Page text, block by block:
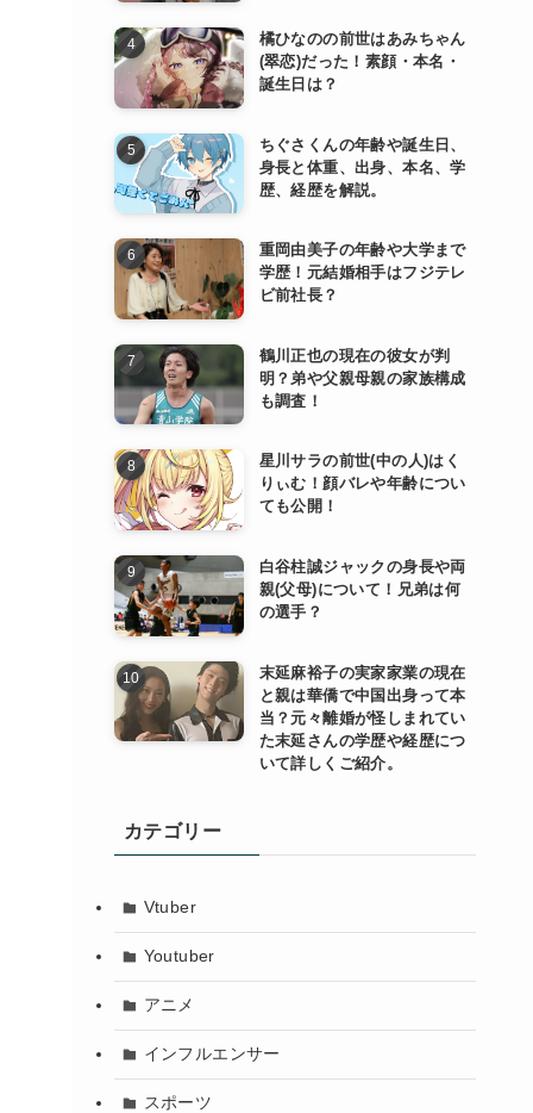
橘ひなのの前世はあみちゃん
(翠恋)だった！素顔・本名・
誕生日は？
ちぐさくんの年齢や誕生日、
身長と体重、出身、本名、学
歴、経歴を解説。
重岡由美子の年齢や大学まで
学歴！元結婚相手はフジテレ
ビ前社長？
鶴川正也の現在の彼女が判
明？弟や父親母親の家族構成
も調査！
星川サラの前世(中の人)はく
りぃむ！顔バレや年齢につい
ても公開！
白谷柱誠ジャックの身長や両
親(父母)について！兄弟は何
の選手？
末延麻裕子の実家家業の現在
と親は華僑で中国出身って本
当？元々離婚が怪しまれてい
た末延さんの学歴や経歴につ
いて詳しくご紹介。
カテゴリー
Vtuber
Youtuber
アニメ
インフルエンサー
スポーツ